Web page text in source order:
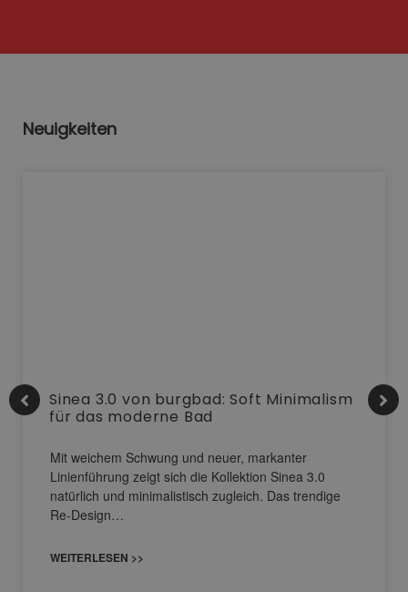
Neuigkeiten
Sinea 3.0 von burgbad: Soft Minimalism
für das moderne Bad
Mit weichem Schwung und neuer, markanter
Linienführung zeigt sich die Kollektion Sinea 3.0
natürlich und minimalistisch zugleich. Das trendige
Re-Design…
WEITERLESEN >>